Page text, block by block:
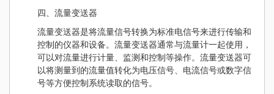
四、流量变送器
流量变送器是将流量信号转换为标准电信号来进行传输和
控制的仪器和设备。流量变送器通常与流量计一起使用，
可以对流量进行计量、监测和控制等操作。流量变送器可
以将测量到的流量值转化为电压信号、电流信号或数字信
号等方便控制系统读取的信号。